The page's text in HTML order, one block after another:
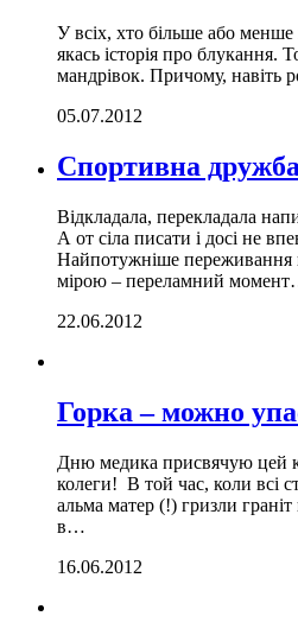
У всіх, хто більше або
якась історія про блукання.
мандрівок. Причому, навіть
05.07.2012
Спортивна дружба
Відкладала, перекладала
А от сіла писати і досі не
Найпотужніше переживання
мірою – переламний
22.06.2012
Горка – можно
Дню медика присвячую цей
колеги! В той час, коли всі
альма матер (!) гризли
в…
16.06.2012